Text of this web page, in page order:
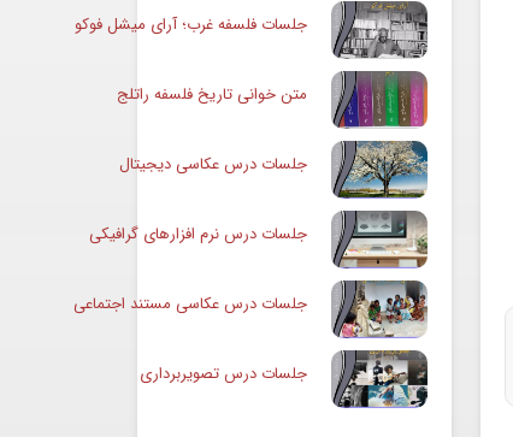
جلسات فلسفه غرب؛ آرای میشل فوکو
متن خوانی تاریخ فلسفه راتلج
جلسات درس عکاسی دیجیتال
جلسات درس نرم افزارهای گرافیکی
جلسات درس عکاسی مستند اجتماعی
جلسات درس تصویربرداری